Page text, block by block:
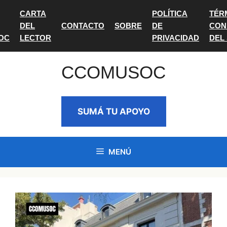
contenido
CARTA
DEL
LECTOR
CONTACTO SOBRE
POLÍTICA
DE
PRIVACIDAD
DEL
CCOMUSOC
SUMÁ TU APOYO
MENÚ